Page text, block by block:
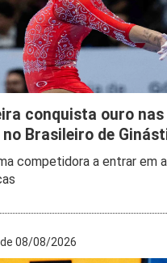
conquista ouro
Brasileiro de
competidora a entrar em
08/08/2026